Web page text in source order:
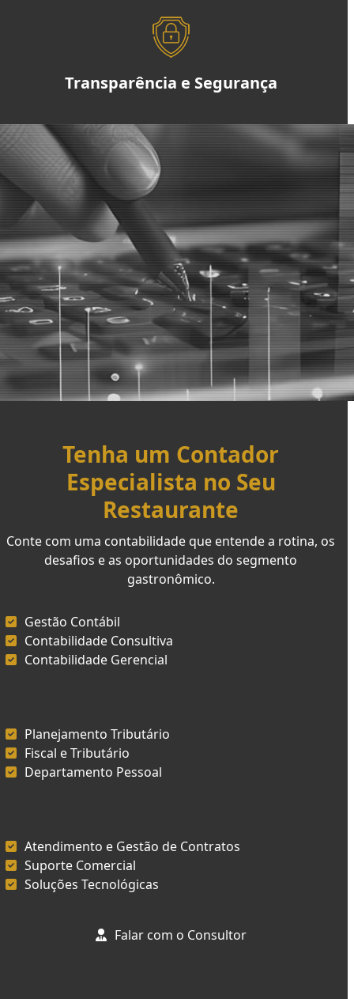
Transparência e Segurança
Tenha um Contador
Especialista no Seu
Restaurante
Conte com uma contabilidade que entende a rotina, os
desafios e as oportunidades do segmento
gastronômico.
Gestão Contábil
Contabilidade Consultiva
Contabilidade Gerencial
Planejamento Tributário
Fiscal e Tributário
Departamento Pessoal
Atendimento e Gestão de Contratos
Suporte Comercial
Soluções Tecnológicas
Falar com o Consultor